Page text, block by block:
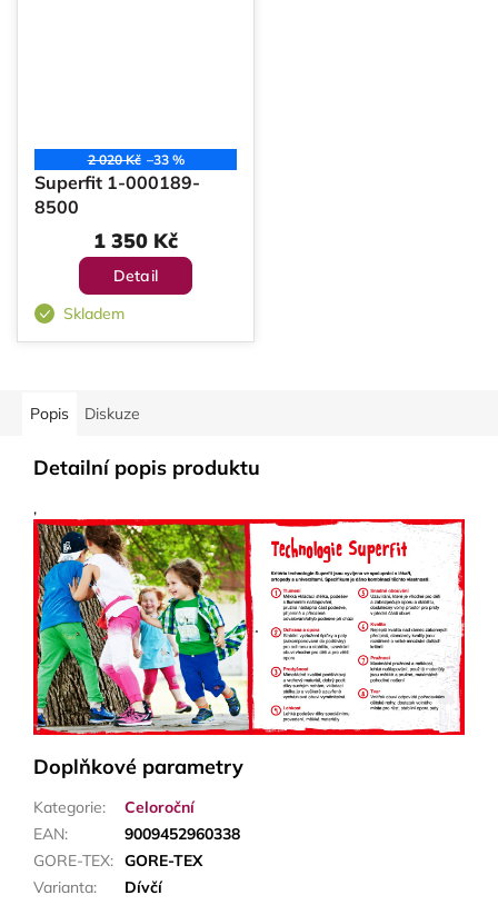
2 020 Kč –33 %
Superfit 1-000189-
8500
1 350 Kč
Detail
Skladem
Popis Diskuze
Detailní popis produktu
,
Doplňkové parametry
Kategorie:
Celoroční
EAN:
9009452960338
GORE-TEX: GORE-TEX
Varianta: Dívčí